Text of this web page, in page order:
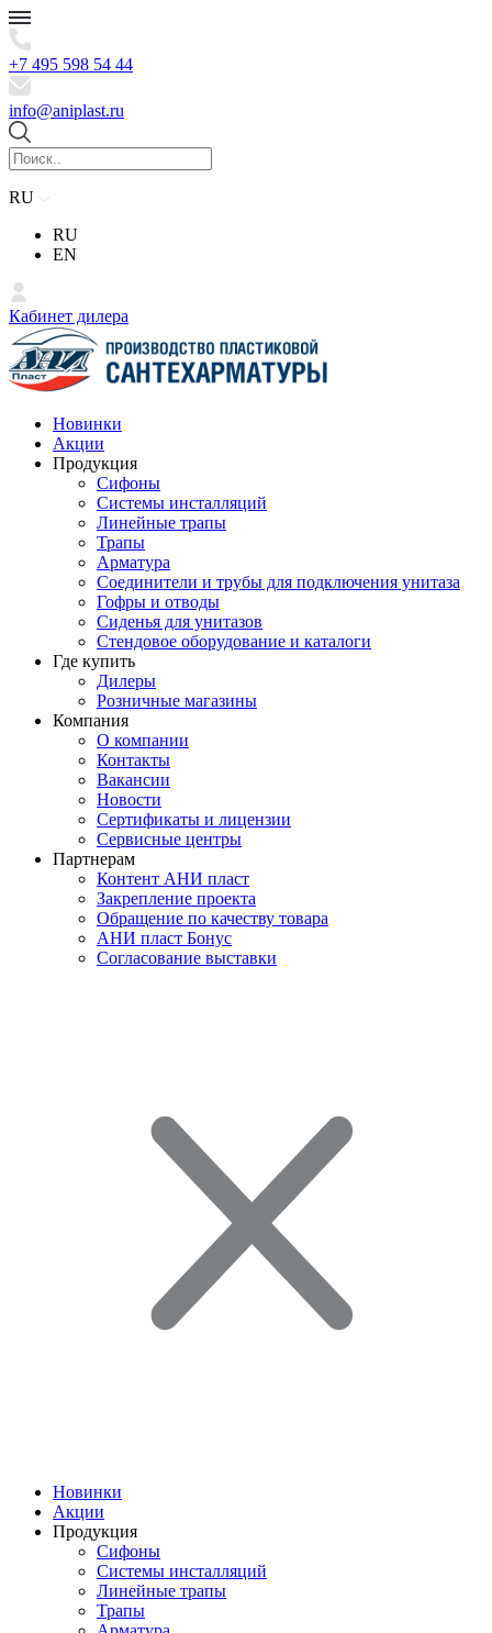
+7 495 598 54 44
info@aniplast.ru
RU
RU
EN
Кабинет дилера
Новинки
Акции
Продукция
Сифоны
Системы инсталляций
Линейные трапы
Трапы
Арматура
Соединители и трубы для подключения унитаза
Гофры и отводы
Сиденья для унитазов
Стендовое оборудование и каталоги
Где купить
Дилеры
Розничные магазины
Компания
О компании
Контакты
Вакансии
Новости
Сертификаты и лицензии
Сервисные центры
Партнерам
Контент АНИ пласт
Закрепление проекта
Обращение по качеству товара
АНИ пласт Бонус
Согласование выставки
Новинки
Акции
Продукция
Сифоны
Системы инсталляций
Линейные трапы
Трапы